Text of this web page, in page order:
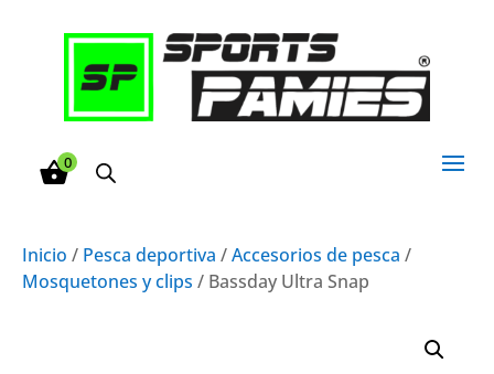
0
Inicio / Pesca deportiva /Accesorios de pesca /
Mosquetones y clips / Bassday Ultra Snap